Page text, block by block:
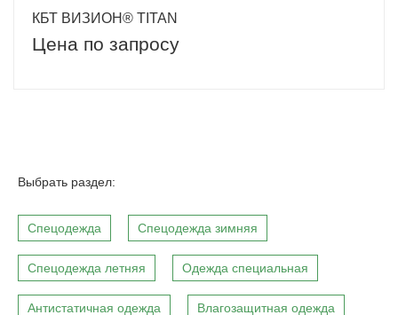
КБТ ВИЗИОН® TITAN
Цена по запросу
Выбрать раздел:
Спецодежда Спецодежда зимняя
Спецодежда летняя Одежда специальная
Антистатичная одежда Влагозащитная одежда